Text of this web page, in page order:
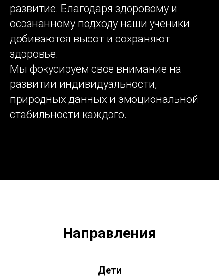
развитие. Благодаря здоровому и
осознанному подходу наши ученики
добиваются высот и сохраняют
здоровье.
Мы фокусируем свое внимание на
развитии индивидуальности,
природных данных и эмоциональной
стабильности каждого.
Направления
Дети